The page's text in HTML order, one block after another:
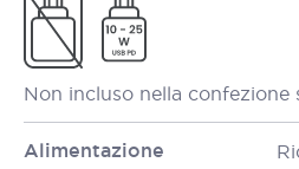
Non incluso nella confezione
Alimentazione